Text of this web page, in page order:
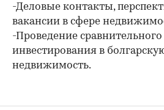
-Деловые контакты,
вакансии в сфере
-Проведение сравнительного
инвестирования в
недвижимость.